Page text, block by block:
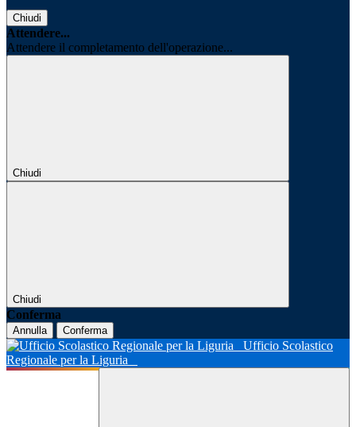
Chiudi
Attendere...
Attendere il completamento dell'operazione...
Chiudi
Chiudi
Conferma
Annulla Conferma
Ufficio Scolastico
Regionale per la Liguria